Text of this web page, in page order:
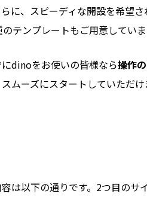
に、スピーディな開設を希望
テンプレートもご用意していま
dinoをお使いの皆様なら操作
ムーズにスタートしていただけ
は以下の通りです。2つ目のサ